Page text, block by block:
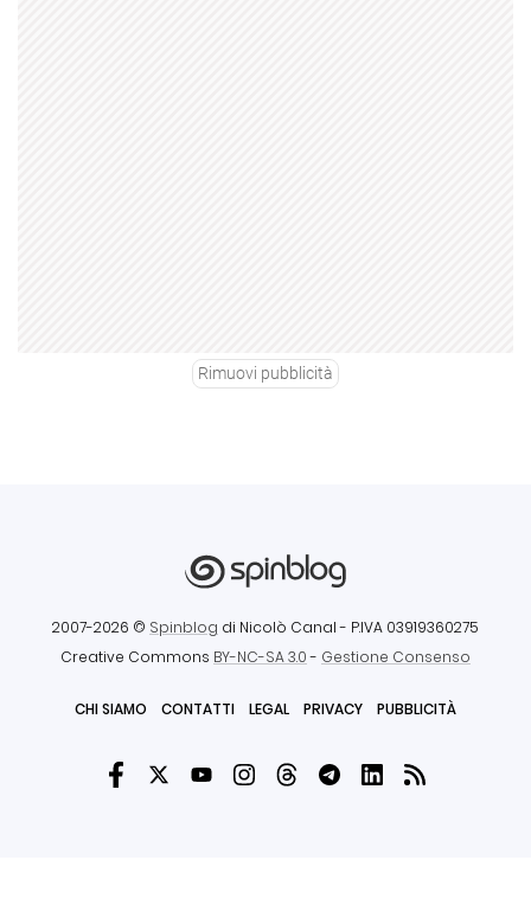
Rimuovi pubblicità
2007-2026 © Spinblog di Nicolò Canal - P.IVA 03919360275
Creative Commons BY-NC-SA 3.0- Gestione Consenso
CHI SIAMO CONTATTI LEGAL PRIVACY PUBBLICITÀ